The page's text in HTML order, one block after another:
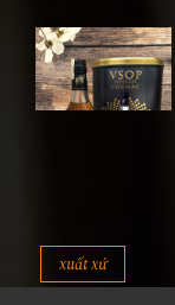
xuất xứ